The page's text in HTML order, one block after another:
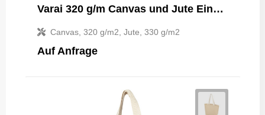
Varai 320 g/m Canvas und Jute Einkaufstasche 23L
Canvas, 320 g/m2, Jute, 330 g/m2
Auf Anfrage